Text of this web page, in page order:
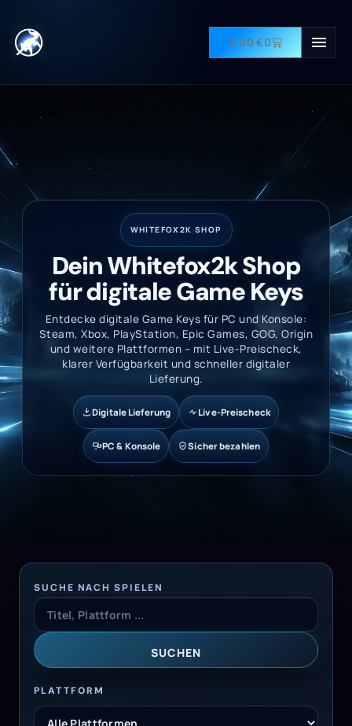
0,00€0
WHITEFOX2K SHOP
Dein Whitefox2k Shop
für digitale Game Keys
Entdecke digitale Game Keys für PC und Konsole:
Steam, Xbox, PlayStation, Epic Games, GOG, Origin
und weitere Plattformen – mit Live-Preischeck,
klarer Verfügbarkeit und schneller digitaler
Lieferung.
Digitale Lieferung Live-Preischeck
PC & Konsole Sicher bezahlen
SUCHE NACH SPIELEN
SUCHEN
PLATTFORM